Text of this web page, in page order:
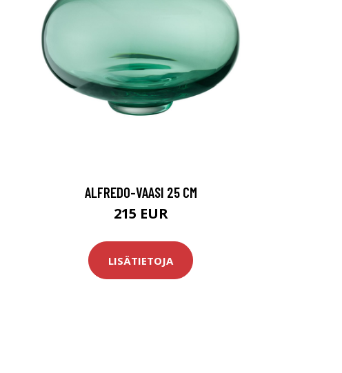
ALFREDO-VAASI 25 CM
215 EUR
LISÄTIETOJA